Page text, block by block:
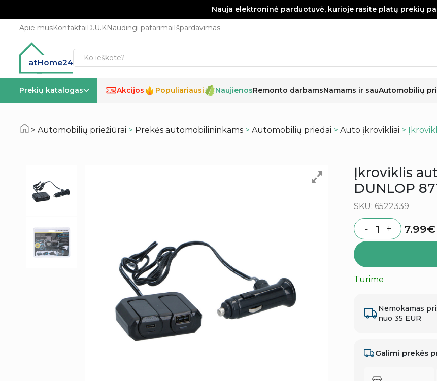
Nauja elektroninė parduotuvė, kurioje rasite platų prekių
Apie musKontaktaiD.U.KNaudingi patarimaiIšpardavimas
Prekių katalogas % Akcijos Populiariausi NaujienosRemonto darbamsNamams ir sauAutomobilių
Automobilių priežiūrai > Prekės automobilininkams >Automobilių priedai >Auto įkrovikliai >
Įkroviklis
DUNLOP
SKU: 6522339
Quantity
- + 7.99€
Turime
Nemokamas
nuo 35 EUR
Galimi prekės